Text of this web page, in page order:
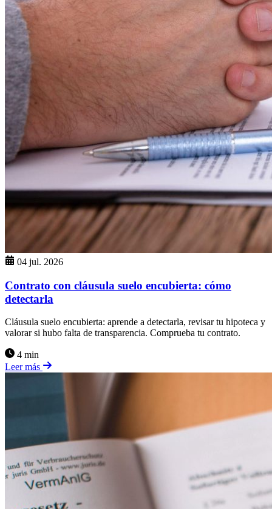
04 jul. 2026
Contrato con cláusula suelo encubierta: cómo
detectarla
Cláusula suelo encubierta: aprende a detectarla, revisar tu hipoteca y
valorar si hubo falta de transparencia. Comprueba tu contrato.
4 min
Leer más